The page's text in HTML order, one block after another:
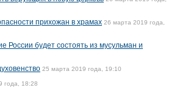
прихожан в храмах 26 марта 2019 года,
России будет состоять из мусульман и
25 марта 2019 года, 19:10
года, 18:28